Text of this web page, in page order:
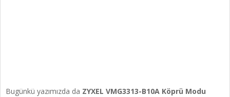
Bugünkü yazımızda da ZYXEL VMG3313-B10A Köprü Modu